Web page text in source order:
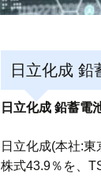
日立化成 鉛
日立化成 鉛蓄電
日立化成(本社:
株式43.9％を、